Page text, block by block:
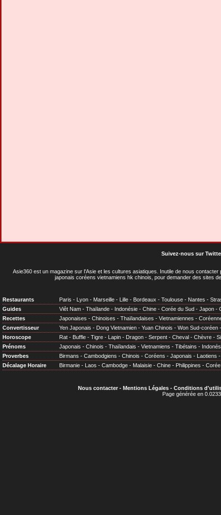
Suivez-nous sur
Asie360 est un magazine sur l'Asie et les cultures asiatiques . Inutile de nous
japonais coréens vietnamiens hk chinois, pour demander des sites
Restaurants Paris - Lyon - Marseille - Lille - Bordeaux - Toulouse - Nantes -
Guides
Viêt Nam - Thaïlande - Indonésie - Chine - Corée du Sud - Japon -
Recettes
Japonaises - Chinoises - Thaïlandaises - Vietnamiennes -
Convertisseur
Yen Japonais - Dong Vietnamien - Yuan Chinois - Won Sud-coréen
Horoscope
Rat - Buffle - Tigre - Lapin - Dragon - Serpent - Cheval - Chèvre -
Prénoms
Japonais - Chinois - Thaïlandais - Vietnamiens - Tibétains -
Proverbes
Birmans - Cambodgiens - Chinois - Coréens - Japonais - Laotiens
Décalage Horaire
Birmanie - Laos - Cambodge - Malaisie - Chine - Philippines - Corée
Nous contacter- Mentions Légales- Conditions
Page générée en